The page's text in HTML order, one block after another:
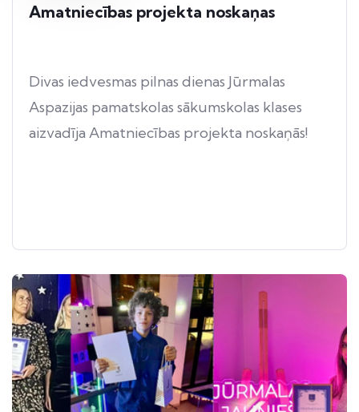
Amatniecības projekta noskaņas
Divas iedvesmas pilnas dienas Jūrmalas
Aspazijas pamatskolas sākumskolas klases
aizvadīja Amatniecības projekta noskaņās!